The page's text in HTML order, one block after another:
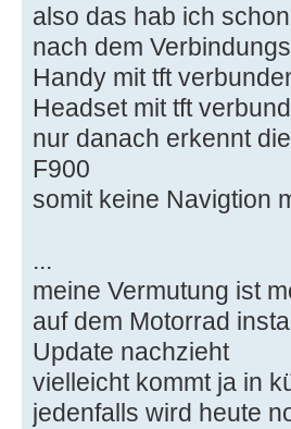
also das hab ich
nach dem
Handy mit tft
Headset mit tft
nur danach erkennt
F900
somit keine Navigtion
...
meine Vermutung ist
auf dem Motorrad
Update nachzieht
vielleicht kommt ja in
jedenfalls wird heute